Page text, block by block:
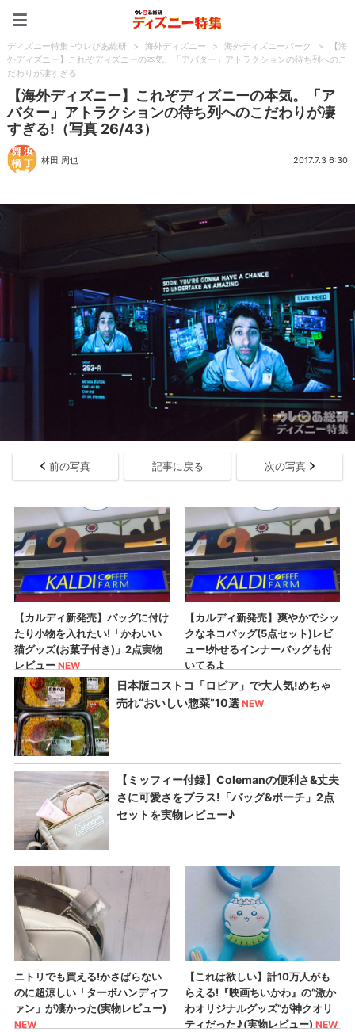
ディズニー特集 -ウレぴあ総研 > 海外ディズニー > 海外ディズニーパーク >
【海
外ディズニー】これぞディズニーの本気。「アバター」アトラクションの待ち列へのこ
だわりが凄すぎる!
【海外ディズニー】これぞディズニーの本気。「ア
バター」アトラクションの待ち列へのこだわりが凄
すぎる!（写真 26/43）
林田 周也 2017.7.3 6:30
前の写真 記事に戻る 次の写真